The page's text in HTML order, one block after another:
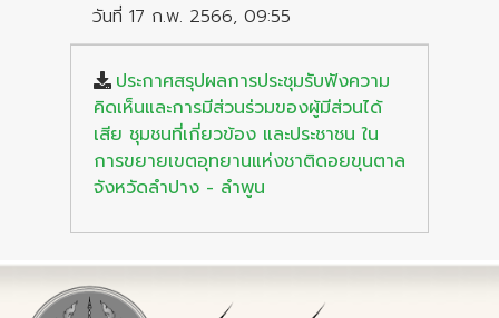
วันที่ 17 ก.พ. 2566, 09:55
ประกาศสรุปผลการประชุมรับฟังความ
คิดเห็นและการมีส่วนร่วมของผู้มีส่วนได้
เสีย ชุมชนที่เกี่ยวข้อง และประชาชน ใน
การขยายเขตอุทยานแห่งชาติดอยขุนตาล
จังหวัดลำปาง - ลำพูน